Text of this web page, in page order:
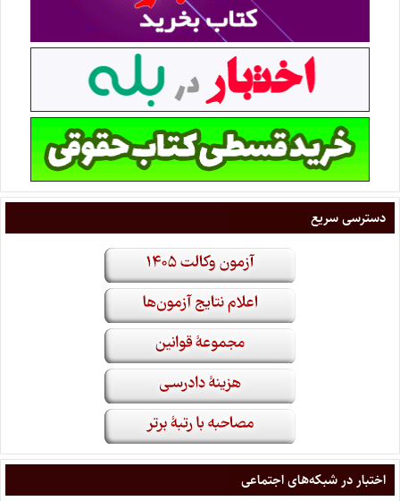
دسترسی سریع
اختبار در شبکه‌های اجتماعی